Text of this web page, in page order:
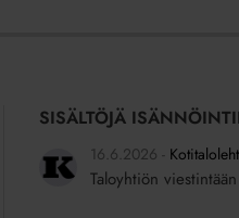
SISÄLTÖJÄ
16.6.2026
Taloyhtiön